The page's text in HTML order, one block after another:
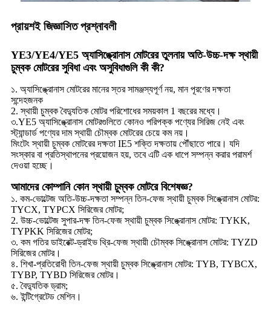
প্রায়শই জিজ্ঞাসিত প্রশ্নাবলী
YE3/YE4/YE5 অ্যাসিঙ্ক্রোনাস মোটরের তুলনায় অতি-উচ্চ-দক্ষ স্থায়ী
চুম্বক মোটরের সুবিধা এবং অসুবিধাগুলি কী কী?
১. অ্যাসিঙ্ক্রোনাস মোটরের মানের স্তর সামঞ্জস্যপূর্ণ নয়, মান পূরণের দক্ষতা
সন্দেহজনক
2. স্থায়ী চুম্বক বৈদ্যুতিক মোটর পরিশোধের সময়কাল 1 বছরের মধ্যে।
৩.YE5 অ্যাসিঙ্ক্রোনাস মোটরগুলিতে কোনও পরিপক্ক পণ্যের সিরিজ নেই এবং
স্ট্যান্ডার্ড পণ্যের দাম স্থায়ী চৌম্বক মোটরের চেয়ে কম নয়।
মিংটেং স্থায়ী চুম্বক মোটরের দক্ষতা IE5 শক্তি দক্ষতায় পৌঁছাতে পারে। যদি
সংস্কার বা প্রতিস্থাপনের প্রয়োজন হয়, তবে এটি এক ধাপে সম্পন্ন করার পরামর্শ
দেওয়া হচ্ছে।
আমাদের কোম্পানি কোন স্থায়ী চুম্বক মোটরে বিশেষজ্ঞ?
১. কম-ভোল্টেজ অতি-উচ্চ-দক্ষতা সম্পন্ন তিন-ফেজ স্থায়ী চুম্বক সিঙ্ক্রোনাস মোটর:
TYCX, TYPCX সিরিজের মোটর;
2. উচ্চ-ভোল্টেজ সুপার-দক্ষ তিন-ফেজ স্থায়ী চুম্বক সিঙ্ক্রোনাস মোটর: TYKK,
TYPKK সিরিজের মোটর;
৩. কম গতির ডাইরেক্ট-ড্রাইভ থ্রি-ফেজ স্থায়ী চৌম্বক সিঙ্ক্রোনাস মোটর: TYZD
সিরিজের মোটর।
৪. শিখা-প্রতিরোধী তিন-ফেজ স্থায়ী চুম্বক সিঙ্ক্রোনাস মোটর: TYB, TYBCX,
TYBP, TYBD সিরিজের মোটর।
৫. বৈদ্যুতিক ড্রাম;
৬. ইন্টিগ্রেটেড মেশিন।